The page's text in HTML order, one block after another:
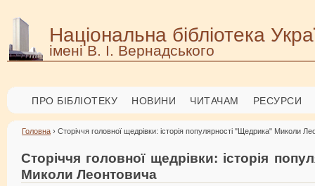
Національна бібліотека
імені В. І. Вернадського
ПРО БІБЛІОТЕКУ НОВИНИ ЧИТАЧАМ РЕСУРСИ
Головна › Сторіччя головної щедрівки: історія популярності "Щедрика" Миколи
Сторіччя головної щедрівки: історія
Миколи Леонтовича